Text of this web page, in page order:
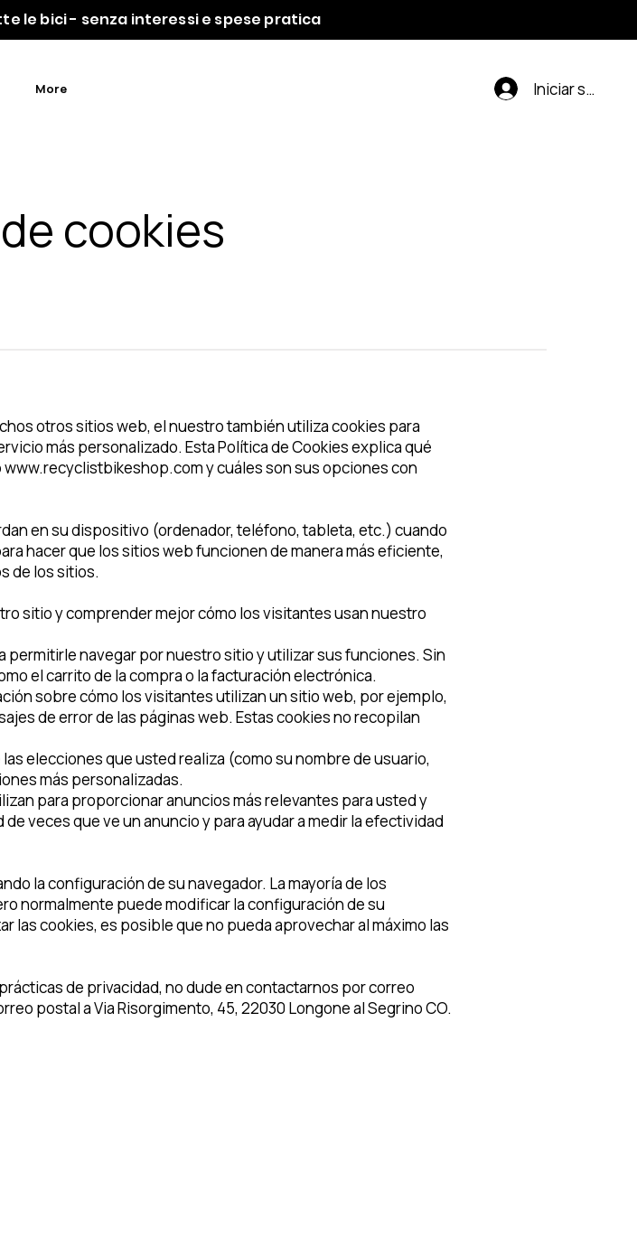
le bici - senza interessi e spese pratica
More Iniciar sesión
cookies
otros sitios web, el nuestro también utiliza cookies para
más personalizado. Esta Política de Cookies explica qué
www.recyclistbikeshop.comy cuáles son sus opciones con
en su dispositivo (ordenador, teléfono, tableta, etc.) cuando
hacer que los sitios web funcionen de manera más eficiente,
de los sitios.
sitio y comprender mejor cómo los visitantes usan nuestro
navegar por nuestro sitio y utilizar sus funciones. Sin
el carrito de la compra o la facturación electrónica.
sobre cómo los visitantes utilizan un sitio web, por ejemplo,
de error de las páginas web. Estas cookies no recopilan
elecciones que usted realiza (como su nombre de usuario,
más personalizadas.
para proporcionar anuncios más relevantes para usted y
veces que ve un anuncio y para ayudar a medir la efectividad
la configuración de su navegador. La mayoría de los
normalmente puede modificar la configuración de su
las cookies, es posible que no pueda aprovechar al máximo las
de privacidad, no dude en contactarnos por correo
postal aVia Risorgimento, 45, 22030 Longone al Segrino CO.